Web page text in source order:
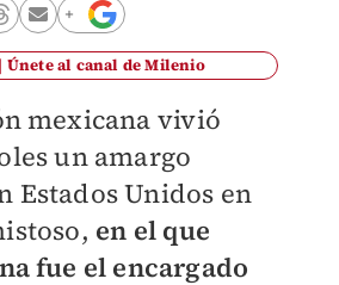
Únete al canal de Milenio
mexicana vivió
un amargo
Estados Unidos en
en el que
fue el encargado